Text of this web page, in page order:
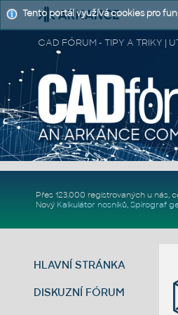
CAD FÓRUM - TIPY A TRIKY |
Přes 123.000 registrovaných u nás,
Nový Kalkulátor nosníků, Spirograf
HLAVNÍ STRÁNKA
DISKUZNÍ FÓRUM
Tento portál využívá cookies pro